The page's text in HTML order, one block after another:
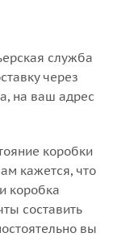
служба
через
на ваш адрес
коробки
кажется, что
коробка
составить
вы